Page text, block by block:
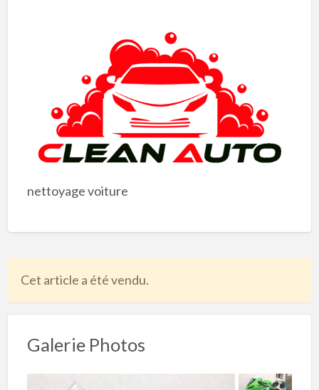
nettoyage voiture
Cet article a été vendu.
Galerie Photos